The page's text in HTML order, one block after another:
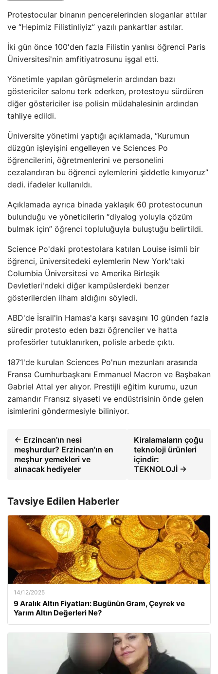
Protestocular binanın pencerelerinden sloganlar attılar
ve “Hepimiz Filistinliyiz” yazılı pankartlar astılar.
İki gün önce 100'den fazla Filistin yanlısı öğrenci Paris
Üniversitesi'nin amfitiyatrosunu işgal etti.
Yönetimle yapılan görüşmelerin ardından bazı
göstericiler salonu terk ederken, protestoyu sürdüren
diğer göstericiler ise polisin müdahalesinin ardından
tahliye edildi.
Üniversite yönetimi yaptığı açıklamada, “Kurumun
düzgün işleyişini engelleyen ve Sciences Po
öğrencilerini, öğretmenlerini ve personelini
cezalandıran bu öğrenci eylemlerini şiddetle kınıyoruz”
dedi. ifadeler kullanıldı.
Açıklamada ayrıca binada yaklaşık 60 protestocunun
bulunduğu ve yöneticilerin “diyalog yoluyla çözüm
bulmak için” öğrenci topluluğuyla buluştuğu belirtildi.
Science Po'daki protestolara katılan Louise isimli bir
öğrenci, üniversitedeki eylemlerin New York'taki
Columbia Üniversitesi ve Amerika Birleşik
Devletleri'ndeki diğer kampüslerdeki benzer
gösterilerden ilham aldığını söyledi.
ABD'de İsrail'in Hamas'a karşı savaşını 10 günden fazla
süredir protesto eden bazı öğrenciler ve hatta
profesörler tutuklanırken, polisle arbede çıktı.
1871'de kurulan Sciences Po'nun mezunları arasında
Fransa Cumhurbaşkanı Emmanuel Macron ve Başbakan
Gabriel Attal yer alıyor. Prestijli eğitim kurumu, uzun
zamandır Fransız siyaseti ve endüstrisinin önde gelen
isimlerini göndermesiyle biliniyor.
← Erzincan'ın nesi
meşhurdur? Erzincan'ın en
meşhur yemekleri ve
alınacak hediyeler
Kiralamaların çoğu
teknoloji ürünleri
içindir:
TEKNOLOJİ →
Tavsiye Edilen Haberler
14/12/2025
9 Aralık Altın Fiyatları: Bugünün Gram, Çeyrek ve
Yarım Altın Değerleri Ne?